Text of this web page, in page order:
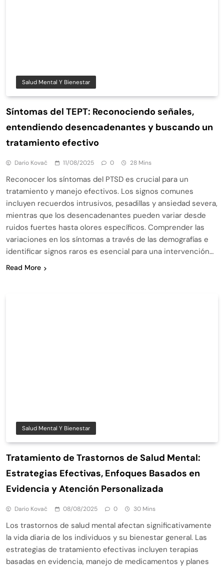
Salud Mental Y Bienestar
Síntomas del TEPT: Reconociendo señales,
entendiendo desencadenantes y buscando un
tratamiento efectivo
Dario Kovač 11/08/2025 0 28 Mins
Reconocer los síntomas del PTSD es crucial para un
tratamiento y manejo efectivos. Los signos comunes
incluyen recuerdos intrusivos, pesadillas y ansiedad severa,
mientras que los desencadenantes pueden variar desde
ruidos fuertes hasta olores específicos. Comprender las
variaciones en los síntomas a través de las demografías e
identificar signos raros es esencial para una intervención…
Read More
Salud Mental Y Bienestar
Tratamiento de Trastornos de Salud Mental:
Estrategias Efectivas, Enfoques Basados en
Evidencia y Atención Personalizada
Dario Kovač 08/08/2025 0 30 Mins
Los trastornos de salud mental afectan significativamente
la vida diaria de los individuos y su bienestar general. Las
estrategias de tratamiento efectivas incluyen terapias
basadas en evidencia, manejo de medicamentos y planes